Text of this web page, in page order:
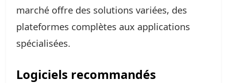
marché offre des solutions variées, des
plateformes complètes aux applications
spécialisées.
Logiciels recommandés